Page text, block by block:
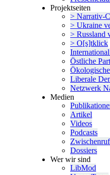
Projekt­seiten
> Narrativ-
> Ukraine
> Russland
> O[s]tklick
Östliche
Liberale
Netzwerk
Medien
Artikel
Videos
Podcasts
Dossiers
Wer wir sind
LibMod